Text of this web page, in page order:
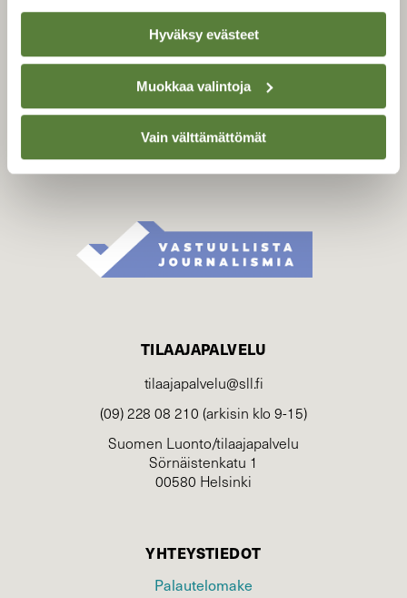
Hyväksy evästeet
Muokkaa valintoja
Vain välttämättömät
SUOJELU­LIITTO
Suomen Luonto -lehden
kustantaja on
luonnonsuojelu­liitto.
TILAAJAPALVELU
tilaajapalvelu@sll.fi
(09) 228 08 210 (arkisin klo 9-15)
Suomen Luonto/tilaajapalvelu
Sörnäistenkatu 1
00580 Helsinki
YHTEYSTIEDOT
Palautelomake